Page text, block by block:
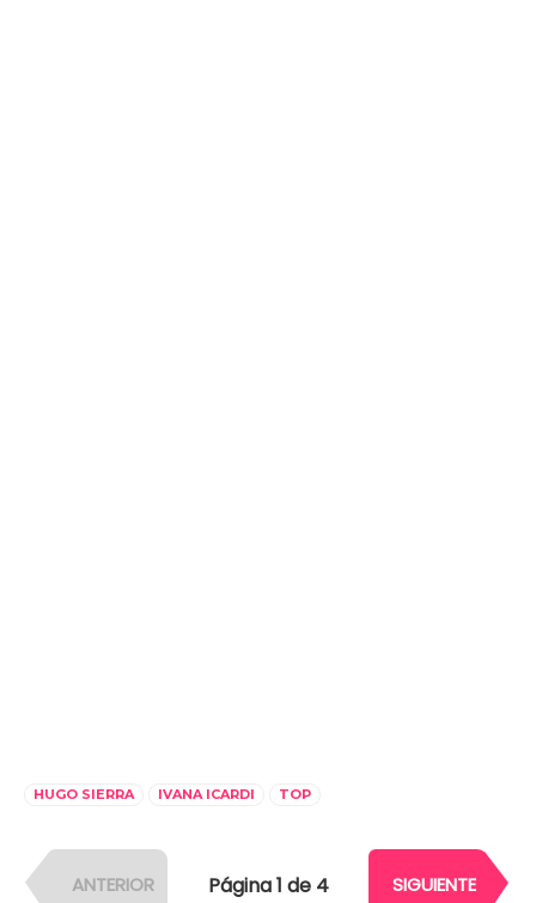
HUGO SIERRA IVANA ICARDI TOP
ANTERIOR Página 1 de 4 SIGUIENTE